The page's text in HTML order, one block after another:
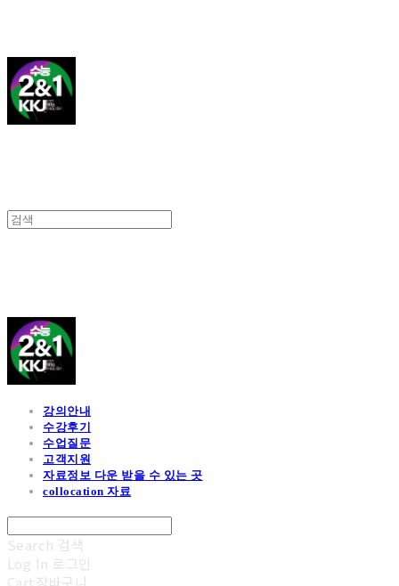
강의안내
수강후기
수업질문
고객지원
자료정보 다운 받을 수 있는 곳
collocation 자료
Search 검색
Log In 로그인
Cart장바구니